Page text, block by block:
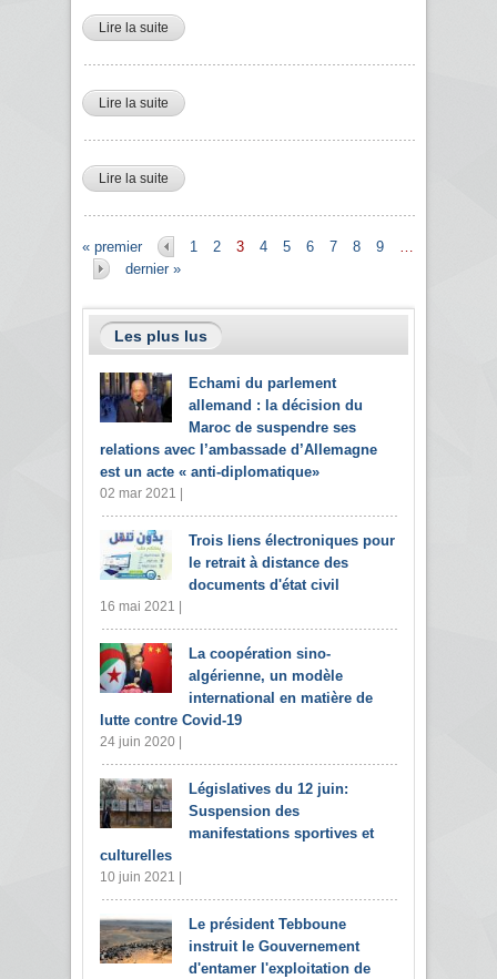
Lire la suite de mustapha guitouni PDG de Sonelgaz
Lire la suite de Rachedi Menadi Directeur Des énergies
Lire la suite de Yacine Bendjaballah DG de la SNTF
Pages
« premier 1 2 3 4 5 6 7 8 9
dernier »
Les plus lus
Echami du parlement
allemand : la décision du
Maroc de suspendre ses
relations avec l’ambassade d’Allemagne
est un acte « anti-diplomatique»
02 mar 2021 |
Trois liens électroniques pour
le retrait à distance des
documents d'état civil
16 mai 2021 |
La coopération sino-
algérienne, un modèle
international en matière de
lutte contre Covid-19
24 juin 2020 |
Législatives du 12 juin:
Suspension des
manifestations sportives et
culturelles
10 juin 2021 |
Le président Tebboune
instruit le Gouvernement
d'entamer l'exploitation de